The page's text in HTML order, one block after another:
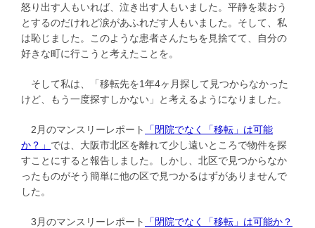
怒り出す人もいれば、泣き出す人もいました。平静を装おう
とするのだけれど涙があふれだす人もいました。そして、私
は恥じました。このような患者さんたちを見捨てて、自分の
好きな町に行こうと考えたことを。
そして私は、「移転先を1年4ヶ月探して見つからなかった
けど、もう一度探すしかない」と考えるようになりました。
2月のマンスリーレポート
「閉院でなく「移転」は可能
か？」 では、大阪市北区を離れて少し遠いところで物件を探
すことにすると報告しました。しかし、北区で見つからなか
ったものがそう簡単に他の区で見つかるはずがありませんで
した。
3月のマンスリーレポート
「閉院でなく「移転」は可能か？